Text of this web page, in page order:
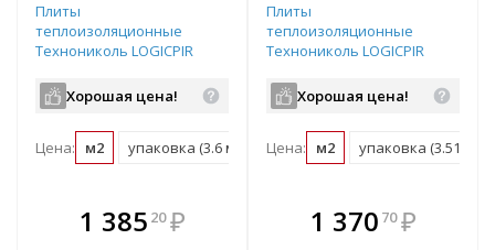
Плиты
теплоизоляционные
Технониколь LOGICPIR
Хорошая цена!
Цена: м2 упаковка (3.6 м2)
1 385 20 ₽
В комплекте
всегда выгоднее!
Плиты
теплоизоляционные
Технониколь LOGICPIR
Хорошая цена!
Цена: м2 упаковка (3.51 м2)
В комплекте
всегда выгоднее!
1 370 70 ₽